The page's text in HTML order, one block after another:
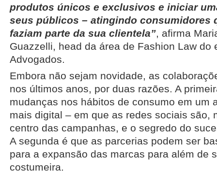
produtos únicos e exclusivos e iniciar
seus públicos – atingindo consumidores
faziam parte da sua clientela”, afirma
Guazzelli, head da área de Fashion Law do
Advogados.
Embora não sejam novidade, as
nos últimos anos, por duas razões. A
mudanças nos hábitos de consumo em um
mais digital – em que as redes sociais são,
centro das campanhas, e o segredo do
A segunda é que as parcerias podem ser
para a expansão das marcas para além de
costumeira.